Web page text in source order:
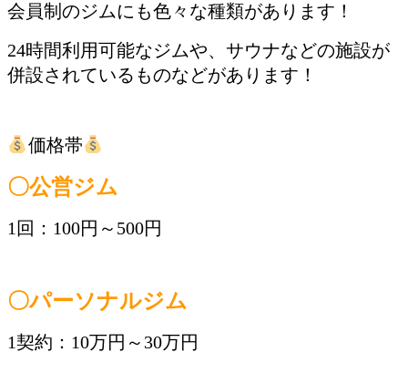
会員制のジムにも色々な種類があります！
24時間利用可能なジムや、サウナなどの施設が
併設されているものなどがあります！
価格帯
〇公営ジム
1回：100円～500円
〇パーソナルジム
1契約：10万円～30万円